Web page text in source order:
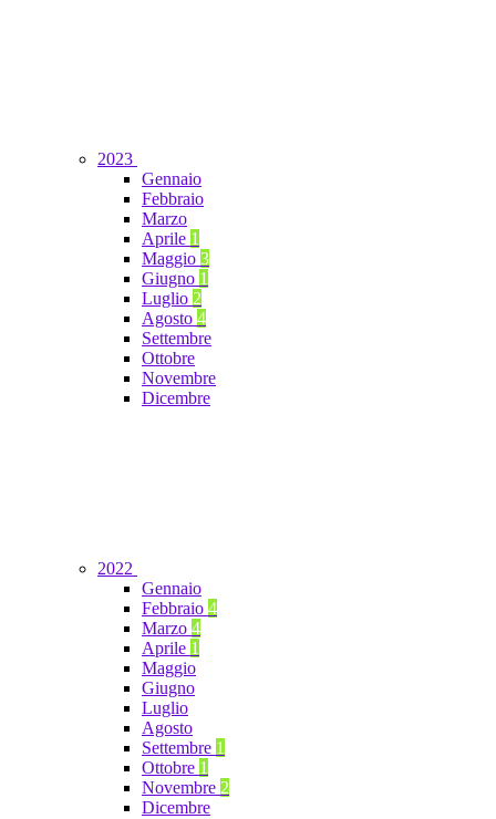
2023
Gennaio
Febbraio
Marzo
Aprile 1
Maggio 3
Giugno 1
Luglio 2
Agosto 4
Settembre
Ottobre
Novembre
Dicembre
2022
Gennaio
Febbraio 4
Marzo 4
Aprile 1
Maggio
Giugno
Luglio
Agosto
Settembre 1
Ottobre 1
Novembre 2
Dicembre